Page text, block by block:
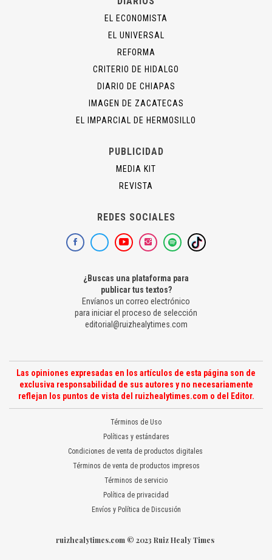
EL ECONOMISTA
EL UNIVERSAL
REFORMA
CRITERIO DE HIDALGO
DIARIO DE CHIAPAS
IMAGEN DE ZACATECAS
EL IMPARCIAL DE HERMOSILLO
PUBLICIDAD
MEDIA KIT
REVISTA
REDES SOCIALES
¿Buscas una plataforma para
publicar tus textos?
Envíanos un correo electrónico
para iniciar el proceso de selección
editorial@ruizhealytimes.com
Las opiniones expresadas en los artículos de esta página son de
exclusiva responsabilidad de sus autores y no necesariamente
reflejan los puntos de vista del ruizhealytimes.com o del Editor.
Términos de Uso
Políticas y estándares
Condiciones de venta de productos digitales
Términos de venta de productos impresos
Términos de servicio
Política de privacidad
Envíos y Política de Discusión
ruizhealytimes.com © 2023 Ruiz Healy Times